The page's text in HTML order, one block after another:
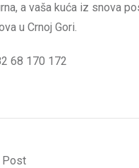
a vaša kuća iz snova
u Crnoj Gori.
68 170 172
Post